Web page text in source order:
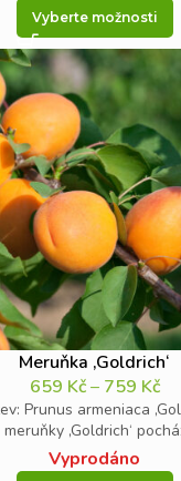
Vyberte možnosti
Meruňka ‚Goldrich‘
659 Kč– 759 Kč
Prunus armeniaca
‚Goldrich‘
Vyprodáno